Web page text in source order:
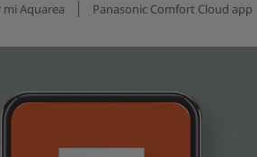
Aquarea Panasonic Comfort Cloud app